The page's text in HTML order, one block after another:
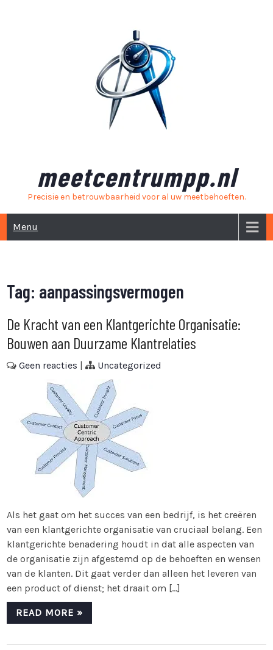
meetcentrumpp.nl
Precisie en betrouwbaarheid voor al uw meetbehoeften.
Menu
Tag: aanpassingsvermogen
De Kracht van een Klantgerichte Organisatie:
Bouwen aan Duurzame Klantrelaties
Geen reacties | Uncategorized
Als het gaat om het succes van een bedrijf, is het creëren
van een klantgerichte organisatie van cruciaal belang. Een
klantgerichte benadering houdt in dat alle aspecten van
de organisatie zijn afgestemd op de behoeften en wensen
van de klanten. Dit gaat verder dan alleen het leveren van
een product of dienst; het draait om […]
READ MORE »